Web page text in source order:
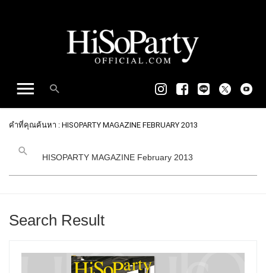
คำที่คุณค้นหา : HISOPARTY MAGAZINE FEBRUARY 2013
Search Result